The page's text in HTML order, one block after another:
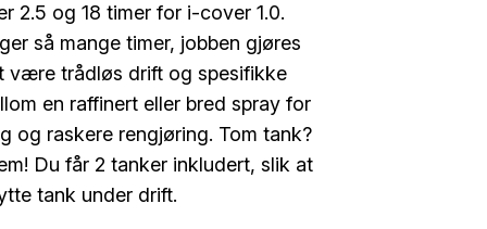
2.5 og 18 timer for i-cover 1.0.
så mange timer, jobben gjøres
være trådløs drift og spesifikke
en raffinert eller bred spray for
og raskere rengjøring. Tom tank?
Du får 2 tanker inkludert, slik at
tank under drift.